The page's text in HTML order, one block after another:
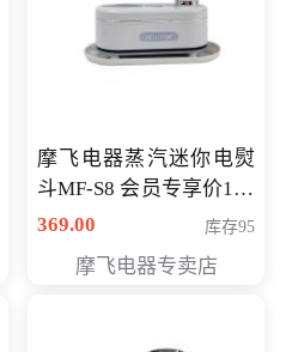
摩飞电器蒸汽迷你电熨
斗MF-S8 会员专享价168
元
369.00 库存95
摩飞电器专卖店